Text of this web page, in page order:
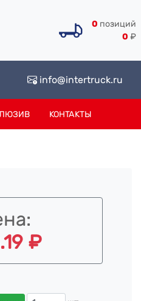
0 позиций
0 ₽
info@intertruck.ru
КОНТАКТЫ
₽